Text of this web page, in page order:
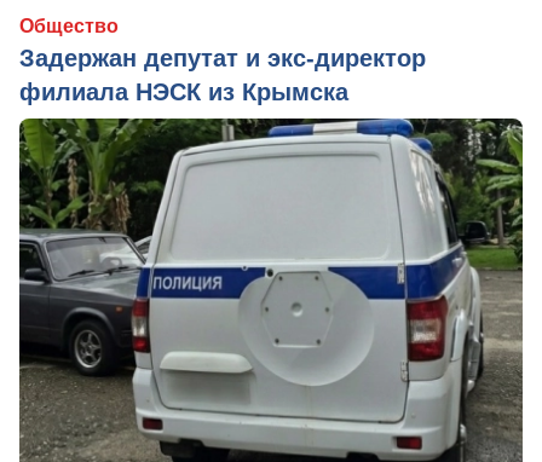
Общество
Задержан депутат и экс-директор
филиала НЭСК из Крымска